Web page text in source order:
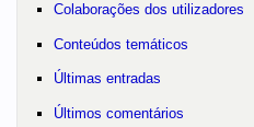
Colaborações dos utilizadores
Conteúdos temáticos
Últimas entradas
Últimos comentários